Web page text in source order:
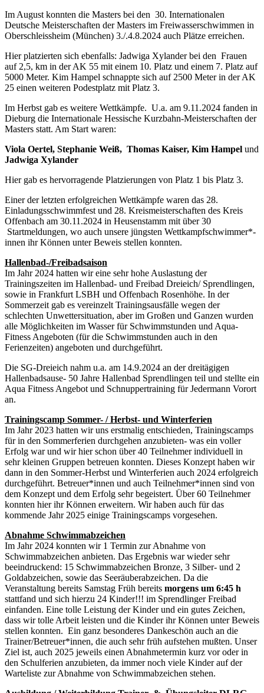
Im August konnten die Masters bei den 30. Internationalen
Deutsche Meisterschaften der Masters im Freiwasserschwimmen in
Oberschleissheim (München) 3./.4.8.2024 auch Plätze erreichen.
Hier platzierten sich ebenfalls: Jadwiga Xylander bei den Frauen
auf 2,5, km in der AK 55 mit einem 10. Platz und einem 7. Platz auf
5000 Meter. Kim Hampel schnappte sich auf 2500 Meter in der AK
25 einen weiteren Podestplatz mit Platz 3.
Im Herbst gab es weitere Wettkämpfe. U.a. am 9.11.2024 fanden in
Dieburg die Internationale Hessische Kurzbahn-Meisterschaften der
Masters statt. Am Start waren:
Viola Oertel, Stephanie Weiß, Thomas Kaiser, Kim Hampel und
Jadwiga Xylander
Hier gab es hervorragende Platzierungen von Platz 1 bis Platz 3.
Einer der letzten erfolgreichen Wettkämpfe waren das 28.
Einladungsschwimmfest und 28. Kreismeisterschaften des Kreis
Offenbach am 30.11.2024 in Heusenstamm mit über 30
Startmeldungen, wo auch unsere jüngsten Wettkampfschwimmer*-
innen ihr Können unter Beweis stellen konnten.
Hallenbad-/Freibadsaison
Im Jahr 2024 hatten wir eine sehr hohe Auslastung der
Trainingszeiten im Hallenbad- und Freibad Dreieich/ Sprendlingen,
sowie in Frankfurt LSBH und Offenbach Rosenhöhe. In der
Sommerzeit gab es vereinzelt Trainingsausfälle wegen der
schlechten Unwettersituation, aber im Großen und Ganzen wurden
alle Möglichkeiten im Wasser für Schwimmstunden und Aqua-
Fitness Angeboten (für die Schwimmstunden auch in den
Ferienzeiten) angeboten und durchgeführt.
Die SG-Dreieich nahm u.a. am 14.9.2024 an der dreitägigen
Hallenbadsause- 50 Jahre Hallenbad Sprendlingen teil und stellte ein
Aqua Fitness Angebot und Schnuppertraining für Jedermann Vorort
an.
Trainingscamp Sommer- / Herbst- und Winterferien
Im Jahr 2023 hatten wir uns erstmalig entschieden, Trainingscamps
für in den Sommerferien durchgehen anzubieten- was ein voller
Erfolg war und wir hier schon über 40 Teilnehmer individuell in
sehr kleinen Gruppen betreuen konnten. Dieses Konzept haben wir
dann in den Sommer-Herbst und Winterferien auch 2024 erfolgreich
durchgeführt. Betreuer*innen und auch Teilnehmer*innen sind von
dem Konzept und dem Erfolg sehr begeistert. Über 60 Teilnehmer
konnten hier ihr Können erweitern. Wir haben auch für das
kommende Jahr 2025 einige Trainingscamps vorgesehen.
Abnahme Schwimmabzeichen
Im Jahr 2024 konnten wir 1 Termin zur Abnahme von
Schwimmabzeichen anbieten. Das Ergebnis war wieder sehr
beeindruckend: 15 Schwimmabzeichen Bronze, 3 Silber- und 2
Goldabzeichen, sowie das Seeräuberabzeichen. Da die
Veranstaltung bereits Samstag Früh bereits morgens um 6:45 h
stattfand und sich hierzu 24 Kinder!!! im Sprendlinger Freibad
einfanden. Eine tolle Leistung der Kinder und ein gutes Zeichen,
dass wir tolle Arbeit leisten und die Kinder ihr Können unter Beweis
stellen konnten. Ein ganz besonderes Dankeschön auch an die
Trainer/Betreuer*innen, die auch sehr früh aufstehen mußten. Unser
Ziel ist, auch 2025 jeweils einen Abnahmetermin kurz vor oder in
den Schulferien anzubieten, da immer noch viele Kinder auf der
Warteliste zur Abnahme von Schwimmabzeichen stehen.